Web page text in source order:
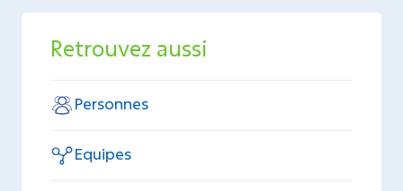
Retrouvez aussi
Personnes
Equipes